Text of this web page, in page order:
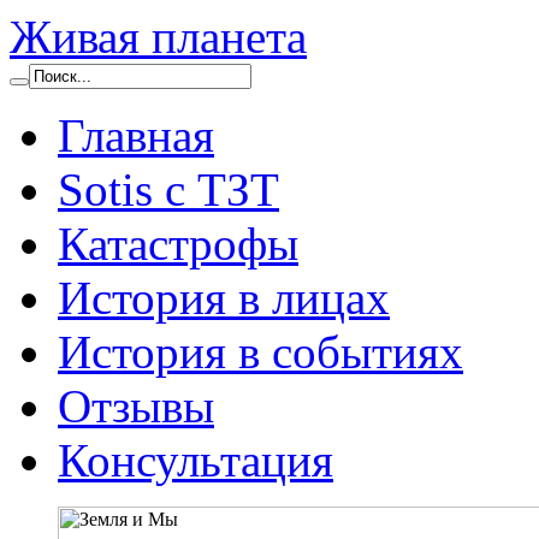
Живая планета
Главная
Sotis с ТЗТ
Катастрофы
История в лицах
История в событиях
Отзывы
Консультация